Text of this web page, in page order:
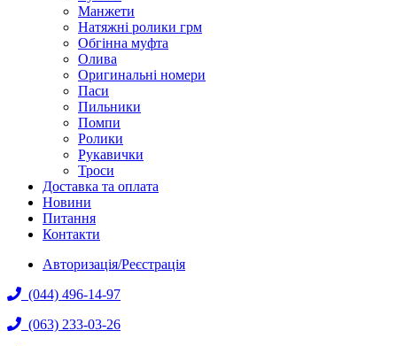
Манжети
Натяжні ролики грм
Обгінна муфта
Олива
Оригинальні номери
Паси
Пильники
Помпи
Ролики
Рукавички
Троси
Доставка та оплата
Новини
Питання
Контакти
Авторизація/Реєстрація
(044) 496-14-97
(063) 233-03-26